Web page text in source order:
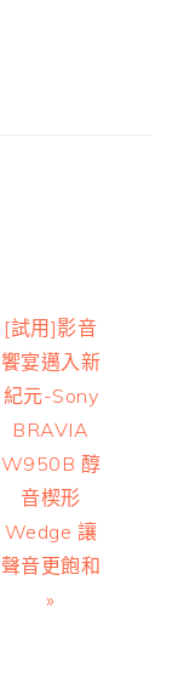
Next
Post:
[試用]影音
饗宴邁入新
紀元-Sony
BRAVIA
W950B 醇
音楔形
Wedge 讓
聲音更飽和
»